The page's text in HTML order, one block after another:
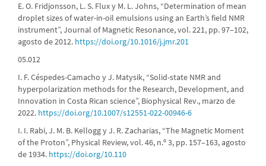
E. O. Fridjonsson, L. S. Flux y M. L. Johns, “Determination of mean
droplet sizes of water-in-oil emulsions using an Earth’s field NMR
instrument”, Journal of Magnetic Resonance, vol. 221, pp. 97–102,
agosto de 2012. https://doi.org/10.1016/j.jmr.201
05.012
I. F. Céspedes-Camacho y J. Matysik, “Solid-state NMR and
hyperpolarization methods for the Research, Development, and
Innovation in Costa Rican science”, Biophysical Rev., marzo de
2022. https://doi.org/10.1007/s12551-022-00946-6
I. I. Rabi, J. M. B. Kellogg y J. R. Zacharias, “The Magnetic Moment
of the Proton”, Physical Review, vol. 46, n.º 3, pp. 157–163, agosto
de 1934. https://doi.org/10.110